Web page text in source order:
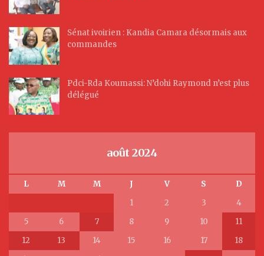
Sénat ivoirien : Kandia Camara désormais aux
commandes
Pdci-Rda Koumassi: N’dohi Raymond n’est plus
délégué
août 2024
L M M J V S
D
1
2 3
4
5
6 7 8 9 10
11
12
13 14 15 16 17
18